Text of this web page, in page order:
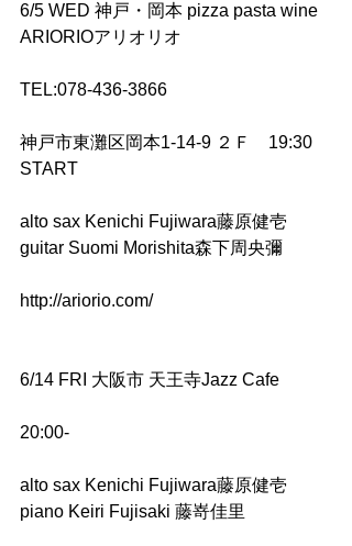
6/5 WED 神戸・岡本 pizza pasta wine
ARIORIOアリオリオ
TEL:078-436-3866
神戸市東灘区岡本1-14-9 ２Ｆ　19:30
START
alto sax Kenichi Fujiwara藤原健壱
guitar Suomi Morishita森下周央彌
http://ariorio.com/
6/14 FRI 大阪市 天王寺Jazz Cafe
20:00-
alto sax Kenichi Fujiwara藤原健壱
piano Keiri Fujisaki 藤嵜佳里